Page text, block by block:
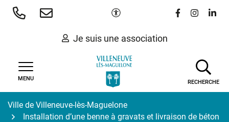
Aller
Paramètres d'accessibilité
Lien vers le
Lien vers
Lien
Je suis une association
MENU
RECHERCHE
Ville de Villeneuve-lès-Maguelone
Installation d’une benne à gravats et livraison de béton